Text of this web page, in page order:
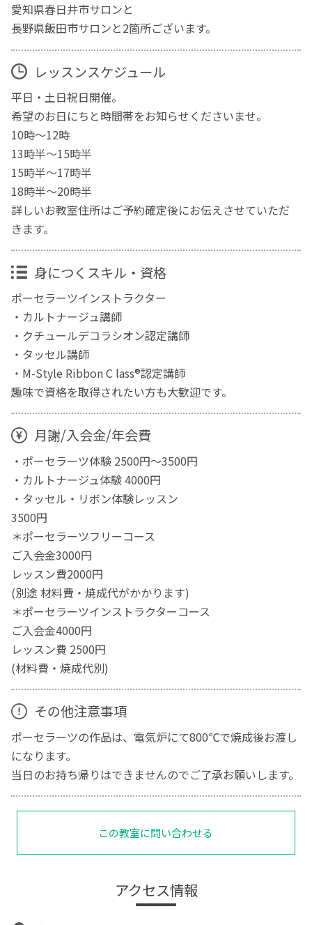
愛知県春日井市サロンと
長野県飯田市サロンと2箇所ございます。
レッスンスケジュール
平日・土日祝日開催。
希望のお日にちと時間帯をお知らせくださいませ。
10時〜12時
13時半〜15時半
15時半〜17時半
18時半〜20時半
詳しいお教室住所はご予約確定後にお伝えさせていただ
きます。
身につくスキル・資格
ポーセラーツインストラクター
・カルトナージュ講師
・クチュールデコラシオン認定講師
・タッセル講師
・M-Style Ribbon C lass®︎認定講師
趣味で資格を取得されたい方も大歓迎です。
月謝/入会金/年会費
・ポーセラーツ体験 2500円〜3500円
・カルトナージュ体験 4000円
・タッセル・リボン体験レッスン
3500円
＊ポーセラーツフリーコース
ご入会金3000円
レッスン費2000円
(別途 材料費・焼成代がかかります)
＊ポーセラーツインストラクターコース
ご入会金4000円
レッスン費 2500円
(材料費・焼成代別)
その他注意事項
ポーセラーツの作品は、電気炉にて800℃で焼成後お渡し
になります。
当日のお持ち帰りはできませんのでご了承お願いします。
この教室に問い合わせる
アクセス情報